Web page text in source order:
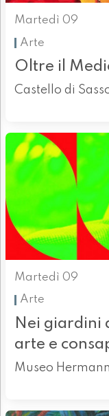
Martedì 09
Arte
Oltre il
Castello di
Martedì 09
Arte
Nei giardini
arte e
Museo